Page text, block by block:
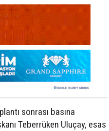
sonrası basına
Teberrüken Uluçay, esas